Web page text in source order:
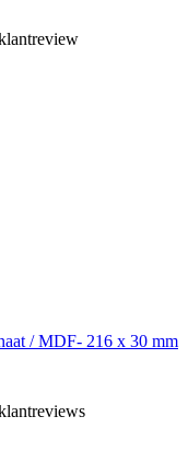
/ MDF- 216 x 30 mm